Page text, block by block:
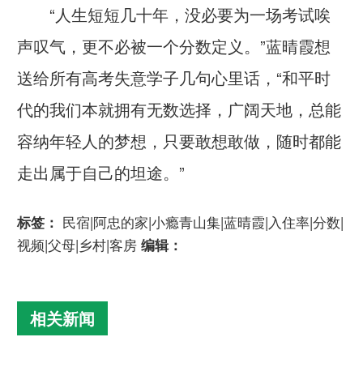
“人生短短几十年，没必要为一场考试唉
声叹气，更不必被一个分数定义。”蓝晴霞想
送给所有高考失意学子几句心里话，“和平时
代的我们本就拥有无数选择，广阔天地，总能
容纳年轻人的梦想，只要敢想敢做，随时都能
走出属于自己的坦途。”
标签： 民宿|阿忠的家|小瘾青山集|蓝晴霞|入住率|分数|
视频|父母|乡村|客房 编辑：
相关新闻